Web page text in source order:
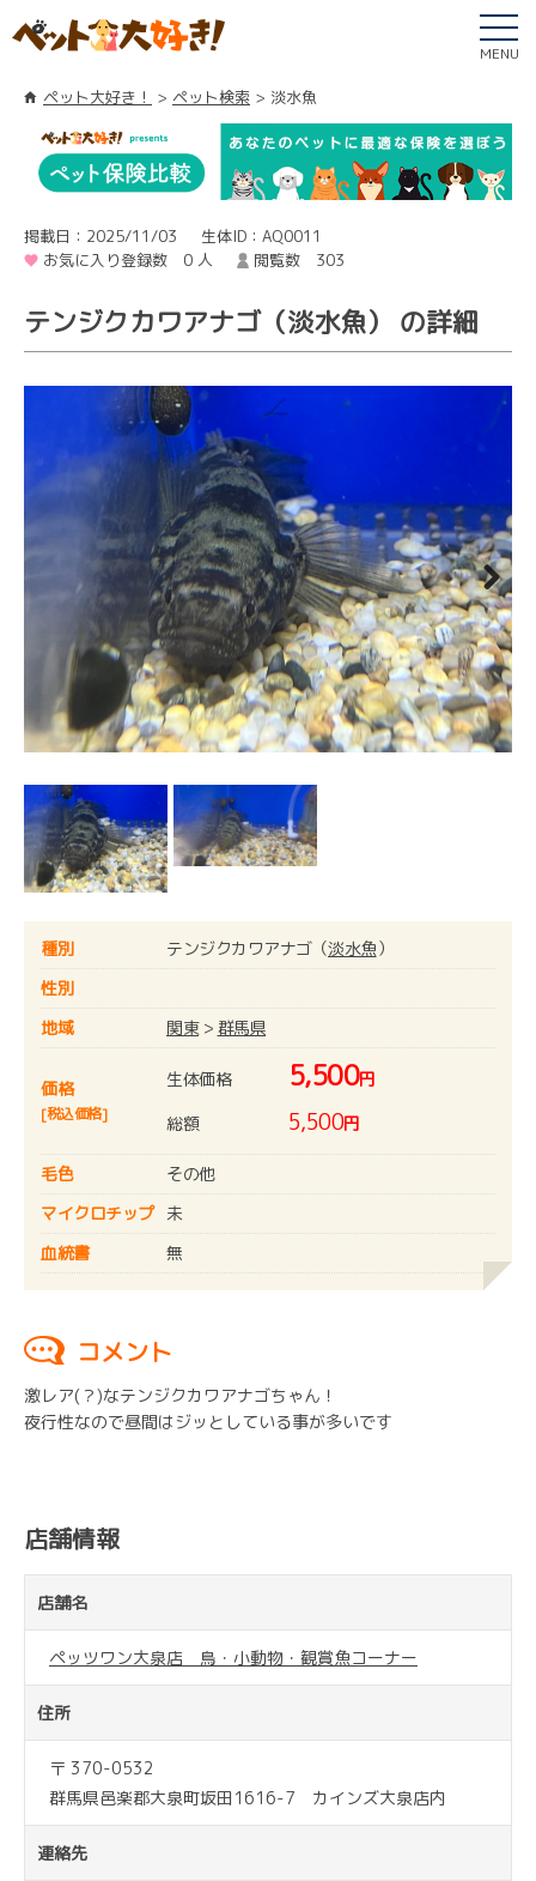
MENU
ペット大好き！ ペット検索 淡水魚
掲載日：2025/11/03
生体ID：AQ0011
お気に入り登録数 0 人
閲覧数 303
テンジクカワアナゴ（淡水魚） の詳細
Next
種別 テンジクカワアナゴ（淡水魚）
性別
地域
関東> 群馬県
価格
[税込価格]
生体価格 5,500円
総額
5,500円
毛色
その他
マイクロチップ
未
血統書
無
コメント
激レア(？)なテンジクカワアナゴちゃん！
夜行性なので昼間はジッとしている事が多いです
店舗情報
店舗名
ペッツワン大泉店 鳥・小動物・観賞魚コーナー
住所
〒 370-0532
群馬県邑楽郡大泉町坂田1616-7 カインズ大泉店内
連絡先